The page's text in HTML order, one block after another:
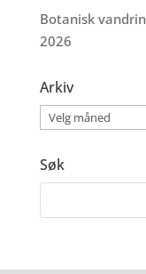
Botanisk
2026
Arkiv
Arkiv
Søk